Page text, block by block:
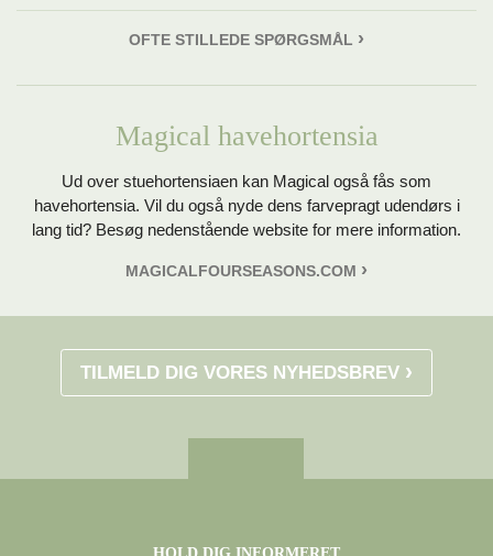
OFTE STILLEDE SPØRGSMÅL
Magical havehortensia
Ud over stuehortensiaen kan Magical også fås som
havehortensia. Vil du også nyde dens farvepragt udendørs i
lang tid? Besøg nedenstående website for mere information.
MAGICALFOURSEASONS.COM
TILMELD DIG VORES NYHEDSBREV